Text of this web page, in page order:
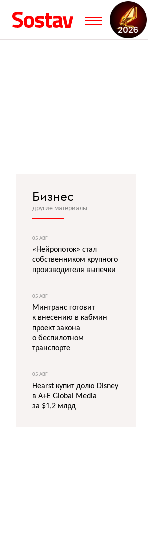
Бизнес
другие материалы
05 АВГ
«Нейропоток» стал
собственником крупного
производителя выпечки
05 АВГ
Минтранс готовит
к внесению в кабмин
проект закона
о беспилотном
транспорте
05 АВГ
Hearst купит долю Disney
в A+E Global Media
за $1,2 млрд